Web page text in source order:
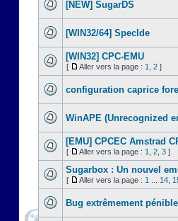
[NEW] SugarDS
[WIN32/64] SpecIde
[WIN32] CPC-EMU
[ Aller vers la page : 1 2 ]
configuration caprice
WinAPE (Unrecognized
[EMU] CPCEC Amstrad
[ Aller vers la page : 1 2 3 ]
Sugarbox : Un nouvel
[ Aller vers la page : 1 14
Bug extrêmement